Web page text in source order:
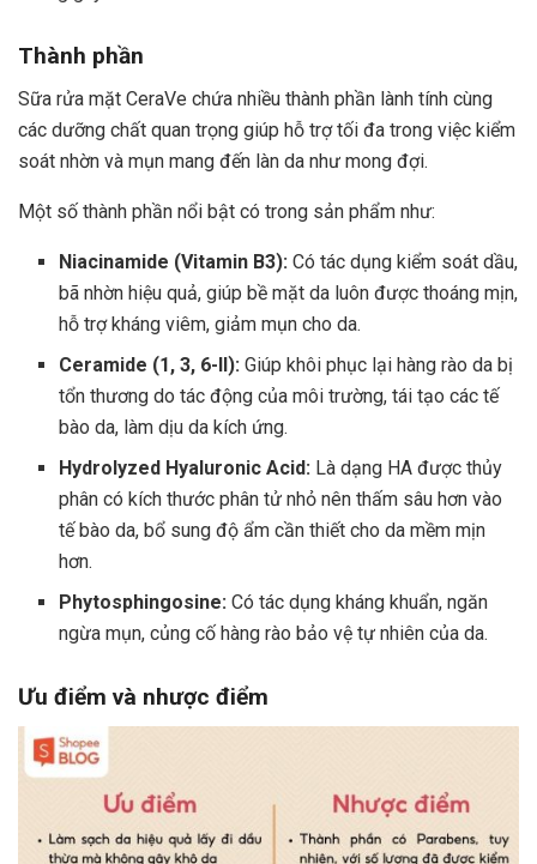
Thành phần
Sữa rửa mặt CeraVe chứa nhiều thành phần lành tính cùng
các dưỡng chất quan trọng giúp hỗ trợ tối đa trong việc kiểm
soát nhờn và mụn mang đến làn da như mong đợi.
Một số thành phần nổi bật có trong sản phẩm như:
Niacinamide (Vitamin B3): Có tác dụng kiểm soát dầu,
bã nhờn hiệu quả, giúp bề mặt da luôn được thoáng mịn,
hỗ trợ kháng viêm, giảm mụn cho da.
Ceramide (1, 3, 6-II):Giúp khôi phục lại hàng rào da bị
tổn thương do tác động của môi trường, tái tạo các tế
bào da, làm dịu da kích ứng.
Hydrolyzed Hyaluronic Acid: Là dạng HA được thủy
phân có kích thước phân tử nhỏ nên thấm sâu hơn vào
tế bào da, bổ sung độ ẩm cần thiết cho da mềm mịn
hơn.
Phytosphingosine: Có tác dụng kháng khuẩn, ngăn
ngừa mụn, củng cố hàng rào bảo vệ tự nhiên của da.
Ưu điểm và nhược điểm